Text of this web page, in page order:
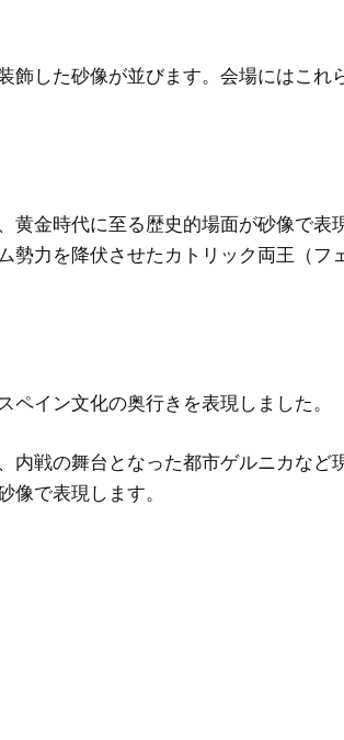
飾した砂像が並びます。会場にはこれ
金時代に至る歴史的場面が砂像で表
勢力を降伏させたカトリック両王（フ
イン文化の奥行きを表現しました。
内戦の舞台となった都市ゲルニカなど
で表現します。